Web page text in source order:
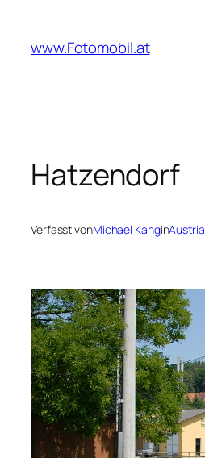
springen
www.Fotomobil.at
Hatzendorf
Verfasst vonMichael KanginAustria